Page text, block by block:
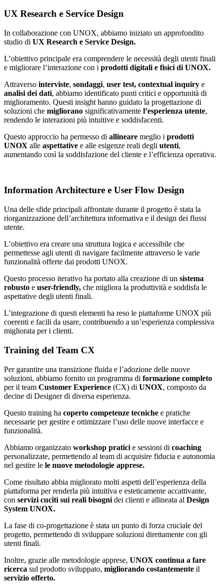
UX Research e Service Design
In collaborazione con UNOX, abbiamo iniziato un approfondito
studio di UX Research e Service Design.
L’obiettivo principale era comprendere le necessità degli utenti finali
e migliorare l’interazione con i prodotti digitali e fisici di UNOX.
Attraverso interviste, sondaggi, user test, contextual inquiry e
analisi dei dati, abbiamo identificato punti critici e opportunità di
miglioramento. Questi insight hanno guidato la progettazione di
soluzioni che migliorano significativamente l’esperienza utente,
rendendo le interazioni più intuitive e soddisfacenti.
Questo approccio ha permesso di allineare meglio i prodotti
UNOX alle aspettative e alle esigenze reali degli utenti,
aumentando così la soddisfazione del cliente e l’efficienza operativa.
Information Architecture e User Flow Design
Una delle sfide principali affrontate durante il progetto è stata la
riorganizzazione dell’architettura informativa e il design dei flussi
utente.
L’obiettivo era creare una struttura logica e accessibile che
permettesse agli utenti di navigare facilmente attraverso le varie
funzionalità offerte dai prodotti UNOX.
Questo processo iterativo ha portato alla creazione di un sistema
robusto e user-friendly, che migliora la produttività e soddisfa le
aspettative degli utenti finali.
L’integrazione di questi elementi ha reso le piattaforme UNOX più
coerenti e facili da usare, contribuendo a un’esperienza complessiva
migliorata per i clienti.
Training del Team CX
Per garantire una transizione fluida e l’adozione delle nuove
soluzioni, abbiamo fornito un programma di formazione completo
per il team Customer Experience (CX) di UNOX, composto da
decine di Designer di diversa esperienza.
Questo training ha coperto competenze tecniche e pratiche
necessarie per gestire e ottimizzare l’uso delle nuove interfacce e
funzionalità.
Abbiamo organizzato workshop pratici e sessioni di coaching
personalizzate, permettendo al team di acquisire fiducia e autonomia
nel gestire le le nuove metodologie apprese.
Come risultato abbia migliorato molti aspetti dell’esperienza della
piattaforma per renderla più intuitiva e esteticamente accattivante,
con servizi cuciti sui reali bisogni dei clienti e allineata al Design
System UNOX.
La fase di co-progettazione è stata un punto di forza cruciale del
progetto, permettendo di sviluppare soluzioni direttamente con gli
utenti finali.
Inoltre, grazie alle metodologie apprese, UNOX continua a fare
ricerca sul prodotto sviluppato, migliorando costantemente il
servizio offerto.